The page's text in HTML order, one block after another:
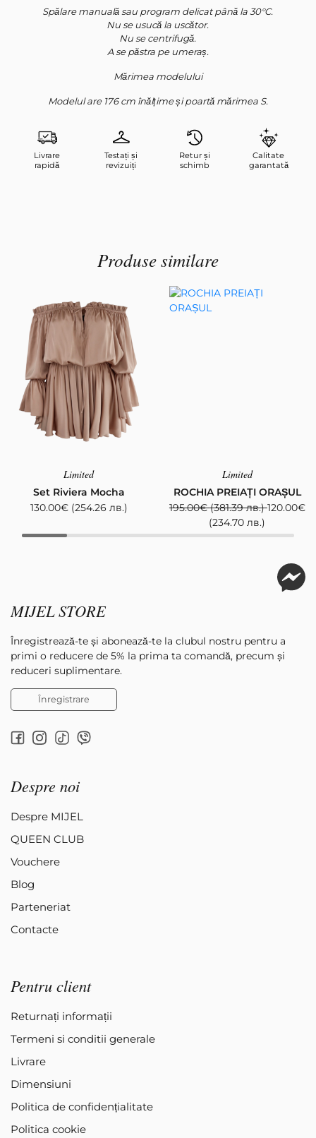
Spălare manuală sau program delicat până la 30°C.
Nu se usucă la uscător.
Nu se centrifugă.
A se păstra pe umeraș.
Mărimea modelului
Modelul are 176 cm înălțime și poartă mărimea S.
Livrare
rapidă
Testați și
revizuiți
Retur și
schimb
Calitate
garantată
Produse similare
Limited
Set Riviera Mocha
130.00€ (254.26 лв.)
Limited
ROCHIA PREIAȚI ORAȘUL
195.00€ (381.39 лв.) 120.00€
(234.70 лв.)
MIJEL STORE
Înregistrează-te și abonează-te la clubul nostru pentru a
primi o reducere de 5% la prima ta comandă, precum și
reduceri suplimentare.
Înregistrare
Despre noi
Despre MIJEL
QUEEN CLUB
Vouchere
Blog
Parteneriat
Contacte
Pentru client
Returnați informații
Termeni si conditii generale
Livrare
Dimensiuni
Politica de confidențialitate
Politica cookie